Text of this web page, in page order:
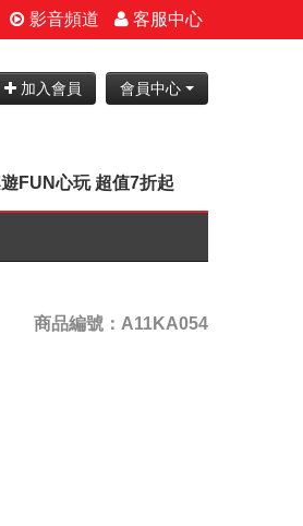
影音頻道 客服中心
加入會員 會員中心
FUN心玩 超值7折起
商品編號：A11KA054